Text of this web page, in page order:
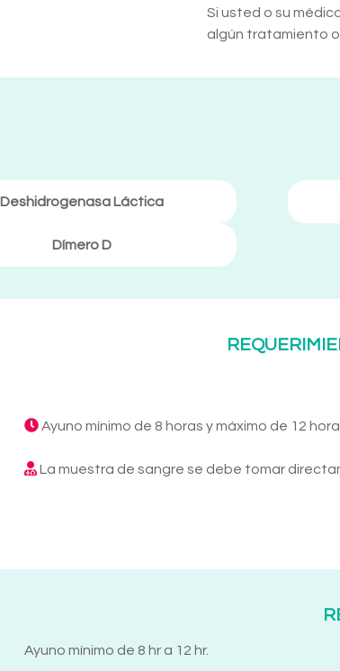
Si usted o su
algún tratamiento
Deshidrogenasa Láctica
Dímero D
Ayuno mínimo de 8 horas y máximo de 12
La muestra de sangre se debe tomar
Ayuno mínimo de 8 hr a 12 hr.